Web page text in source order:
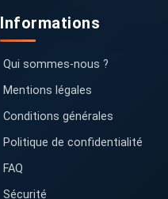
Informations
Qui sommes-nous ?
Mentions légales
Conditions générales
Politique de confidentialité
FAQ
Sécurité